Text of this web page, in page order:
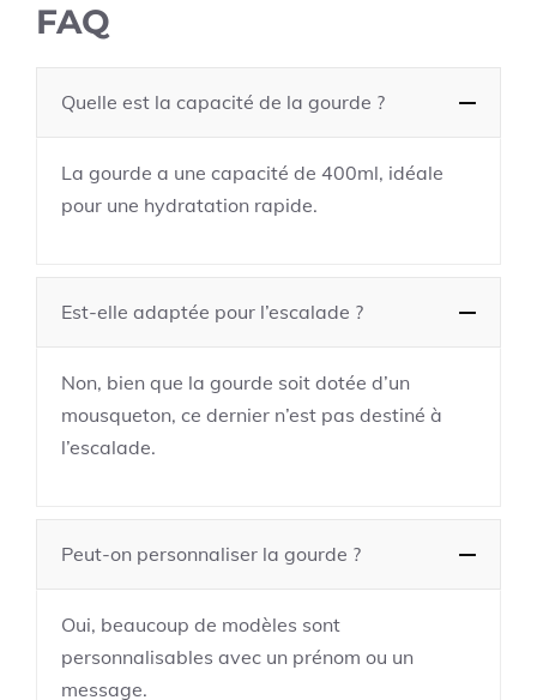
FAQ
Quelle est la capacité de la gourde ?
La gourde a une capacité de 400ml, idéale
pour une hydratation rapide.
Est-elle adaptée pour l’escalade ?
Non, bien que la gourde soit dotée d’un
mousqueton, ce dernier n’est pas destiné à
l’escalade.
Peut-on personnaliser la gourde ?
Oui, beaucoup de modèles sont
personnalisables avec un prénom ou un
message.